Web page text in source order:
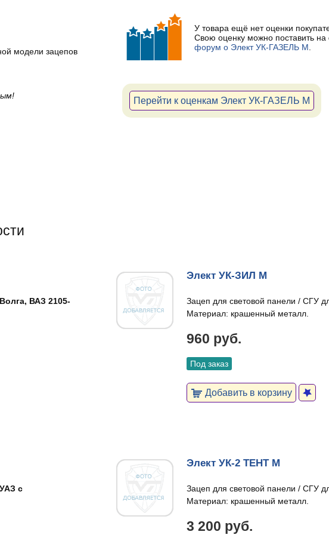
модели зацепов
У товара ещё нет оценки
Свою оценку можно поставить на
форум о Элект УК-ГАЗЕЛЬ М
Перейти к оценкам Элект УК-ГАЗЕЛЬ М
Волга, ВАЗ 2105-
Элект УК-ЗИЛ М
Зацеп для световой панели / СГУ
Материал: крашенный металл.
960 руб.
Под заказ
Добавить в корзину
УАЗ с
Элект УК-2 ТЕНТ М
Зацеп для световой панели / СГУ
Материал: крашенный металл.
3 200 руб.